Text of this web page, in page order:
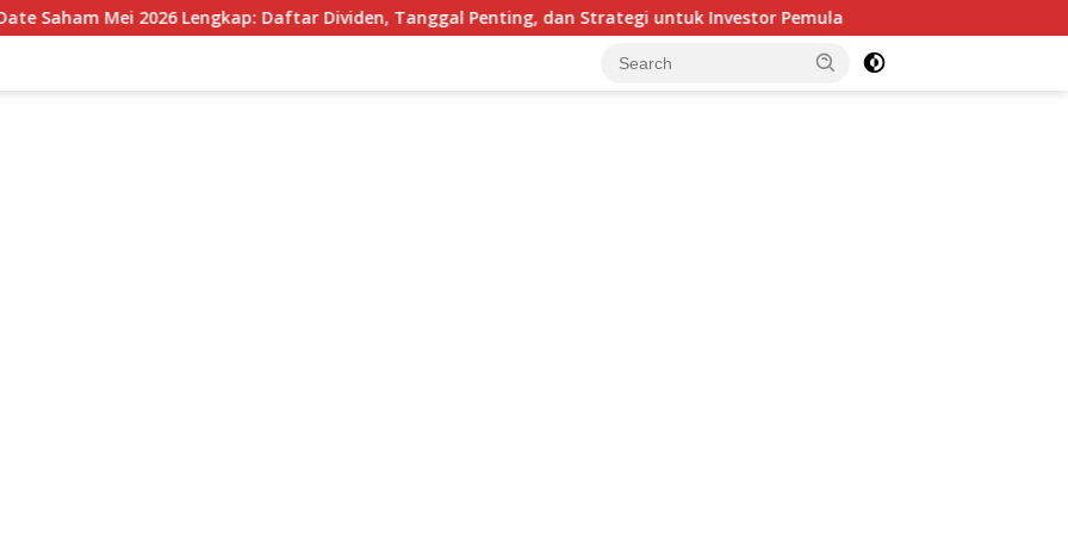
Mei 2026 Lengkap: Daftar Dividen, Tanggal Penting, dan Strategi untuk Investor Pemula